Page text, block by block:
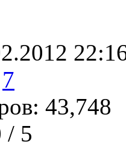
7
43,748
/ 5